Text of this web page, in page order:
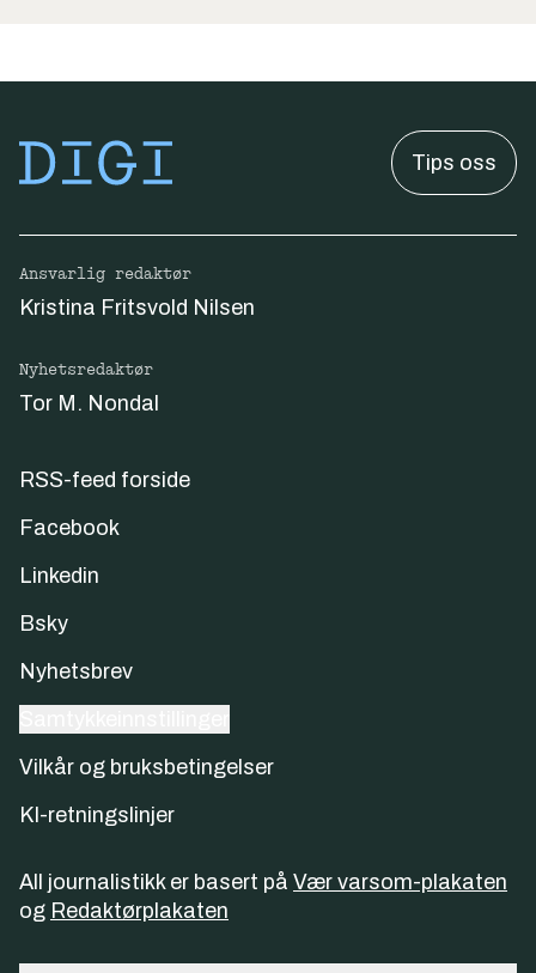
Tips oss
Ansvarlig redaktør
Kristina Fritsvold Nilsen
Nyhetsredaktør
Tor M. Nondal
RSS-feed forside
Facebook
Linkedin
Bsky
Nyhetsbrev
Vilkår og bruksbetingelser
KI-retningslinjer
All journalistikk er basert på Vær varsom-plakaten
og Redaktørplakaten